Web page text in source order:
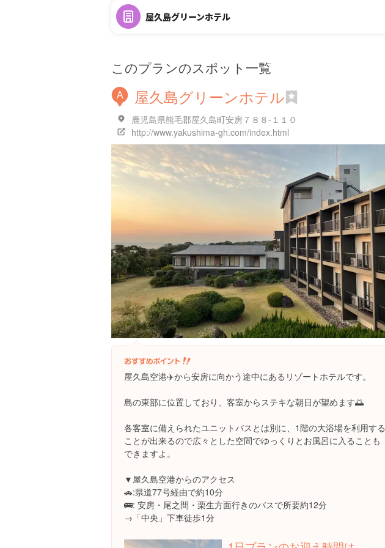
屋久島グリーンホテル
このプランのスポット一覧
A 屋久島グリーンホテル
鹿児島県熊毛郡屋久島町安房７８８-１１０
http://www.yakushima-gh.com/index.html
屋久島空港✈️から安房に向かう途中にあるリゾートホテルです。
島の東部に位置しており、客室からステキな朝日が望めます🌅
各客室に備えられたユニットバスとは別に、1階の大浴場を利用する
ことが出来るので広々とした空間でゆっくりとお風呂に入ることも
できますよ。
▼屋久島空港からのアクセス
🚗:県道77号経由で約10分
🚌: 安房・尾之間・栗生方面行きのバスで所要約12分
→「中央」下車徒歩1分